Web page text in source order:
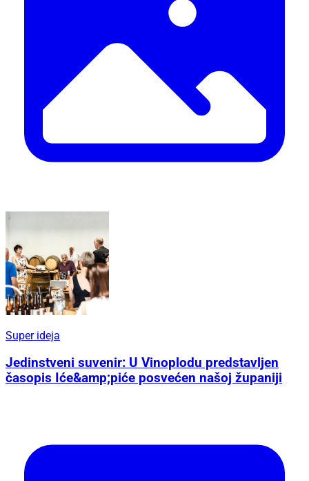
Super ideja
Jedinstveni suvenir: U Vinoplodu predstavljen
časopis Iće&amp;piće posvećen našoj županiji